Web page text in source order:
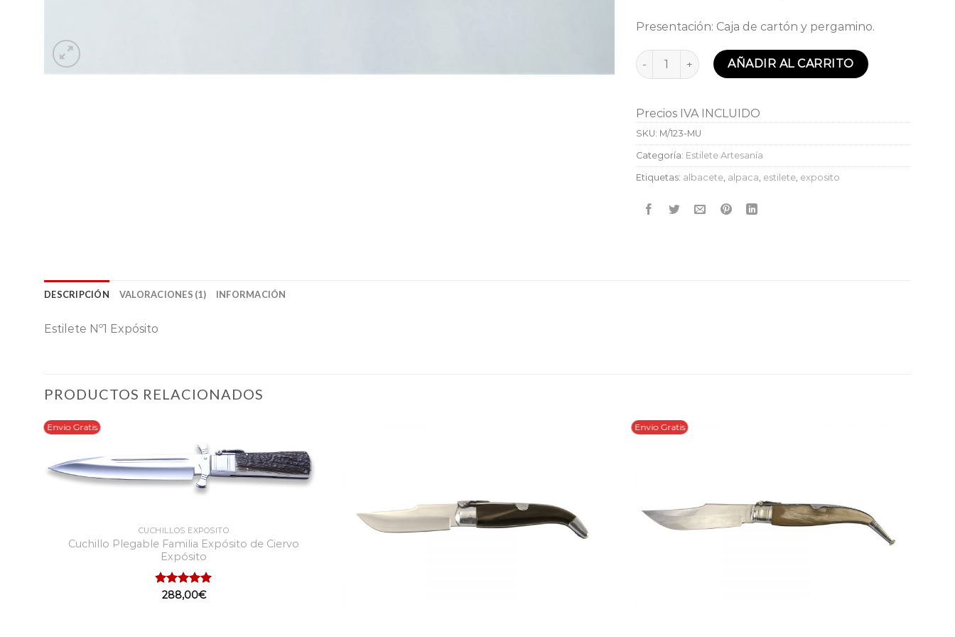
Presentación: Caja de cartón y pergamino.
Estilete Nº1 asta de muflón Expósito cantidad
AÑADIR AL CARRITO
Precios IVA INCLUIDO
SKU: M/123-MU
Categoría: Estilete Artesanía
Etiquetas: albacete, alpaca, estilete, exposito
DESCRIPCIÓN VALORACIONES (1) INFORMACIÓN
Estilete Nº1 Expósito
PRODUCTOS RELACIONADOS
Envio Gratis
CUCHILLOS EXPOSITO
Cuchillo Plegable Familia Expósito de Ciervo
Expósito
Valorado
288,00€
Envio Gratis